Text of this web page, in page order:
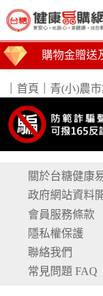
購物金贈送
運費計算標
商品到貨時
台糖產品這
買安心 吃放
台糖產品 食
全臺第1家
首頁 青(小)農
關於台糖健康
政府網站資料
會員服務條款
隱私權保護
聯絡我們
常見問題 FAQ